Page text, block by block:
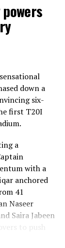
down a
six-
first T20I
a
with a
anchored
41
Naseer
Saira Jabeen
to push